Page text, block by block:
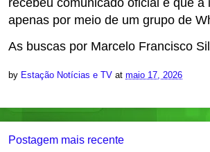
apenas por meio de um grupo de
As buscas por Marcelo Francisco
by Estação Notícias e TV at maio 17, 2026
Postagem mais recente